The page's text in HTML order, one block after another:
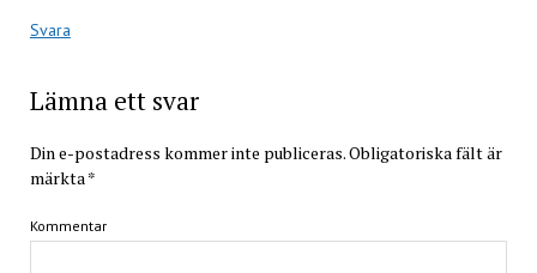
Svara
Lämna ett svar
Din e-postadress kommer inte publiceras.Obligatoriska fält är
märkta *
Kommentar